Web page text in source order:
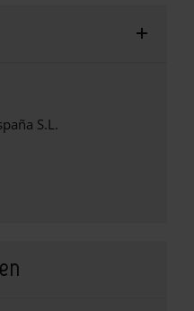
S.L.